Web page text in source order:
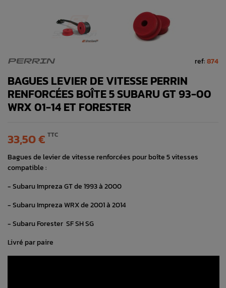
PERRIN ref:874
BAGUES LEVIER DE VITESSE PERRIN
RENFORCÉES BOÎTE 5 SUBARU GT 93-00
WRX 01-14 ET FORESTER
33,50 € TTC
Bagues de levier de vitesse renforcées pour boîte 5 vitesses
compatible :
- Subaru Impreza GT de 1993 à 2000
- Subaru Impreza WRX de 2001 à 2014
- Subaru Forester SF SH SG
Livré par paire